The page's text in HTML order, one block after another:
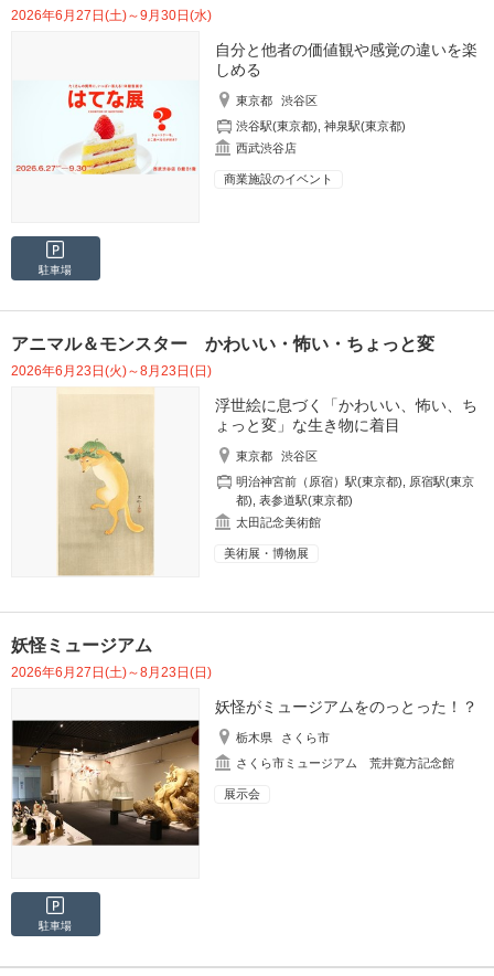
2026年6月27日(土)～9月30日(水)
自分と他者の価値観や感覚の違いを楽
しめる
東京都
渋谷区
渋谷駅(東京都),神泉駅(東京都)
西武渋谷店
商業施設のイベント
駐車場
アニマル＆モンスター かわいい・怖い・ちょっと変
2026年6月23日(火)～8月23日(日)
浮世絵に息づく「かわいい、怖い、ち
ょっと変」な生き物に着目
東京都
渋谷区
明治神宮前（原宿）駅(東京都)
原宿駅(東京
都) ,表参道駅(東京都)
太田記念美術館
美術展・博物展
妖怪ミュージアム
2026年6月27日(土)～8月23日(日)
妖怪がミュージアムをのっとった！？
栃木県
さくら市
さくら市ミュージアム 荒井寛方記念館
展示会
駐車場